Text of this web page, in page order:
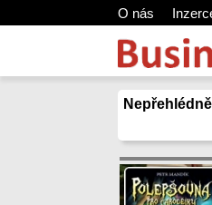
O nás